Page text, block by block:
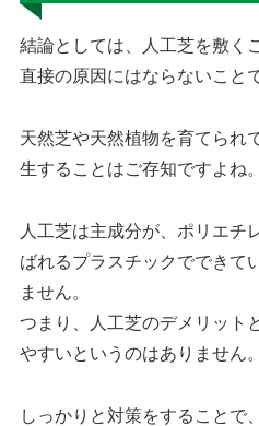
結論としては、人工芝を敷く
直接の原因にはならないこと
天然芝や天然植物を育てられ
生することはご存知ですよね。
人工芝は主成分が、ポリエチ
ばれるプラスチックでできて
ません。
つまり、人工芝のデメリット
やすいというのはありません。
しっかりと対策をすることで